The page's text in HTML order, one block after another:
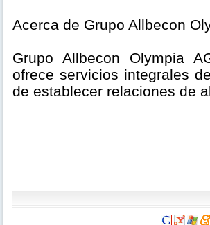
Acerca de Grupo Allbecon
Grupo Allbecon Olympia
ofrece servicios integrales
de establecer relaciones de